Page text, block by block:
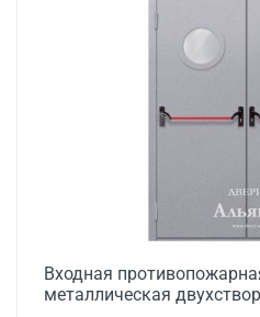
Входная
металлическая